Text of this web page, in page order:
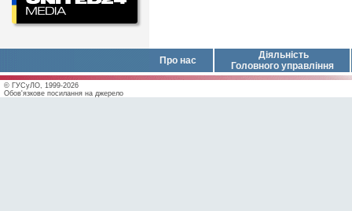
Про нас
Діяльність
Головного управління
© ГУСуЛО, 1999-2026
Обов'язкове посилання на джерело